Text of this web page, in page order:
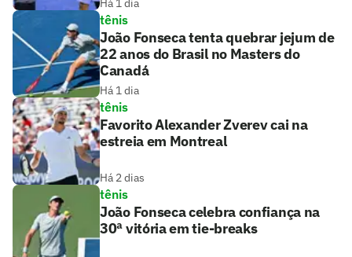
Há 1 dia
tênis
João Fonseca tenta quebrar jejum de
22 anos do Brasil no Masters do
Canadá
Há 1 dia
tênis
Favorito Alexander Zverev cai na
estreia em Montreal
Há 2 dias
tênis
João Fonseca celebra confiança na
30ª vitória em tie-breaks